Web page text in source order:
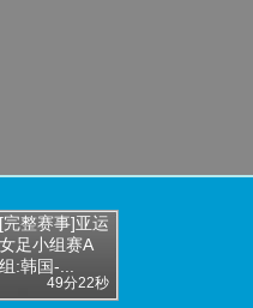
[完整赛事]亚运
女足小组赛A
组:韩国-...
49分22秒